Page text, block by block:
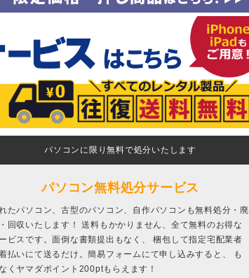
パソコンに限り無料で処分いたします
パソコン無料処分サービス
たパソコン、古型のパソコン、自作パソコンも無料処分・廃
回収いたします！ 送料もかかりません、全て無料のお得な
ビスです。面倒な書類提出もなく、 梱包して指定宅配業者
払いにて送るだけ。簡易フォームにて申し込みすると、 も
くヤマダポイント200ptもらえます！